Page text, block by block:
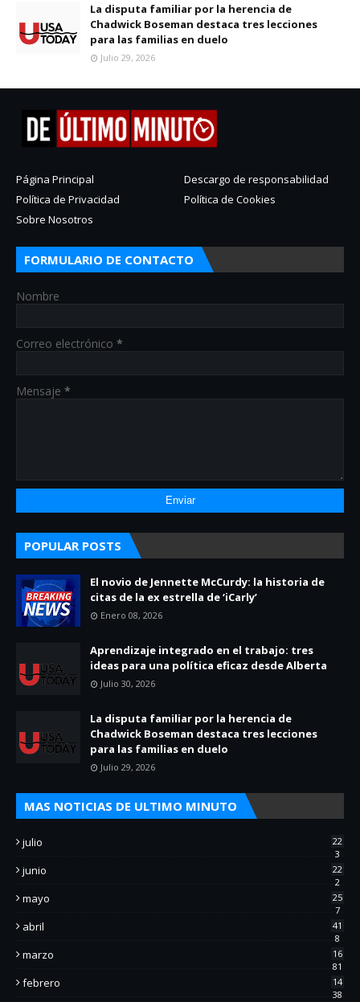
La disputa familiar por la herencia de
Chadwick Boseman destaca tres lecciones
para las familias en duelo
Julio 29, 2026
Página Principal
Descargo de responsabilidad
Política de Privacidad
Política de Cookies
Sobre Nosotros
FORMULARIO DE CONTACTO
Nombre
Correo electrónico *
Mensaje *
POPULAR POSTS
El novio de Jennette McCurdy: la historia de
citas de la ex estrella de ‘iCarly’
Enero 08, 2026
Aprendizaje integrado en el trabajo: tres
ideas para una política eficaz desde Alberta
Julio 30, 2026
La disputa familiar por la herencia de
Chadwick Boseman destaca tres lecciones
para las familias en duelo
Julio 29, 2026
MAS NOTICIAS DE ULTIMO MINUTO
julio
22
3
junio
22
2
mayo
25
7
abril
41
8
marzo
16
81
febrero
14
38